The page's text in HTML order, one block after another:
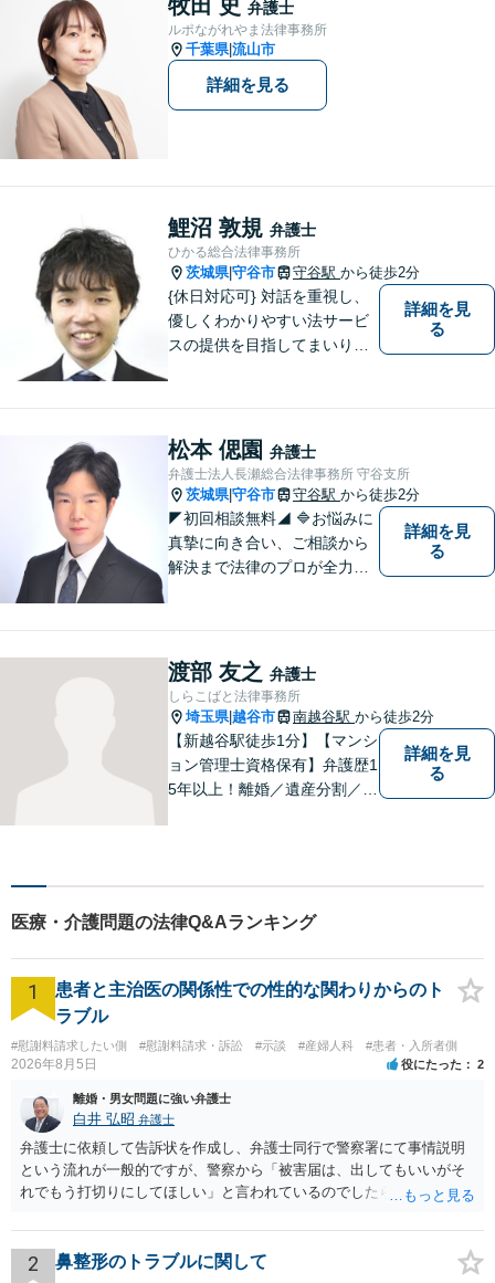
牧田 史 弁護士
ルポながれやま法律事務所
千葉県|流山市
詳細を見る
鯉沼 敦規 弁護士
ひかる総合法律事務所
茨城県|守谷市 守谷駅 から徒歩2分
{休日対応可} 対話を重視し、
優しくわかりやすい法サービ
スの提供を目指してまいりま
詳細を見
る
松本 偲園 弁護士
弁護士法人長瀬総合法律事務所 守谷支所
茨城県|守谷市 守谷駅 から徒歩2分
◤初回相談無料◢ 🔷お悩みに
真摯に向き合い、ご相談から
解決まで法律のプロが全力で
日々を終わらせるために安心
の第一歩を踏み出しましょ
う。お気軽にお問い合わせく
ださい。
詳細を見
る
渡部 友之 弁護士
しらこばと法律事務所
埼玉県|越谷市 南越谷駅 から徒歩2分
【新越谷駅徒歩1分】【マンシ
ョン管理士資格保有】弁護歴1
5年以上！離婚／遺産分割／刑
組みます。お困りごとはお気
軽にご相談ください！【法テ
ラス歓迎】
詳細を見
る
医療・介護問題の法律Q&Aランキング
1
患者と主治医の関係性での性的な関わりからのト
ラブル
#慰謝料請求したい側 #慰謝料請求・訴訟 #示談 #産婦人科 #患者・入所者側
2026年8月5日 役にたった 2
離婚・男女問題に強い弁護士
白井 弘昭 弁護士
弁護士に依頼して告訴状を作成し、弁護士同行で警察署にて事情説明
という流れが一般的ですが、警察から「被害届は、出してもいいがそ
れでもう打切りにしてほしい」と言われているのでしたら、あまり結
検察庁に訴えるのもありかもしれないですが、実際に捜査をするの
は、結局所轄だと思われますので、やはり結論は変わらないかもしれ
ないです。 一度、最寄りの「刑事に強い」とうたっている弁護士に相
2 鼻整形のトラブルに関して